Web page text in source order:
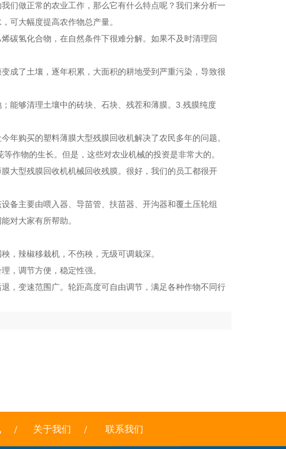
们做正常的农业工作，那么它有什么特点呢？我们来分析一
可大幅度提高农作物总产量。
碳氢化合物，在自然条件下很难分解。如果不及时清理回
成了土壤，逐年积累，大面积的耕地受到严重污染，导致很
能够清理土壤中的砖块、石块、残茬和薄膜。3.残膜纯度
年购买的塑料薄膜大型残膜回收机解决了农民多年的问题。
作物的生长。但是，这些对农业机械的投资是非常大的。
大型残膜回收机机械回收残膜。很好，我们的员工都很开
备主要由喂入器、导苗管、扶苗器、开沟器和覆土压轮组
对大家有所帮助。
，辣椒移栽机，不伤秧，无级可调栽深。
，调节方便，稳定性强。
，变速范围广。轮距高度可自由调节，满足各种作物不同行
关于我们 联系我们